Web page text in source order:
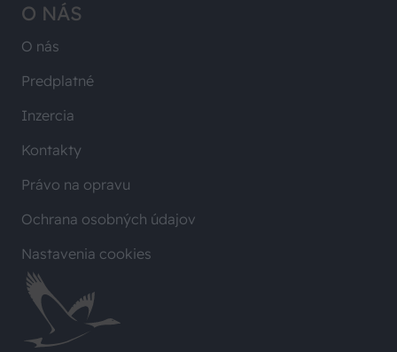
O NÁS
O nás
Predplatné
Inzercia
Kontakty
Právo na opravu
Ochrana osobných údajov
Nastavenia cookies